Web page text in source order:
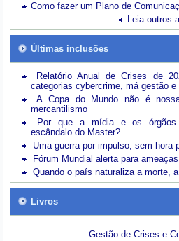
Como fazer um Plano de
Leia outros
Últimas inclusões
Relatório Anual de Crises de
categorias cybercrime, má gestão e
A Copa do Mundo não é
mercantilismo
Por que a mídia e os órgãos
escândalo do Master?
Uma guerra por impulso, sem hora
Fórum Mundial alerta para
Quando o país naturaliza a morte,
Livros
Gestão de Crises e